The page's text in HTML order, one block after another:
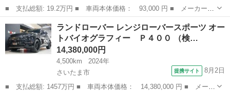
■ 支払総額: 19.2万円 ■ 車両本体価格： 93,000 円 ■ メーカー
名： シボレー ■ 車種名： シボレーＭＷ ■ グレード名： Ｖセ
レクション ■ 排気量： 1300cc ■ ドア枚数： 5D ■ ミッショ
ン...
神奈川 横浜市 その他
ランドローバー レンジローバースポーツ オー
トバイオグラフィー Ｐ４００ （検…
14,380,000円
4,500km
2024年
さいたま市
提携サイト 8月2日
■ 支払総額: 1457万円 ■ 車両本体価格： 14,380,000 円 ■ メーカ